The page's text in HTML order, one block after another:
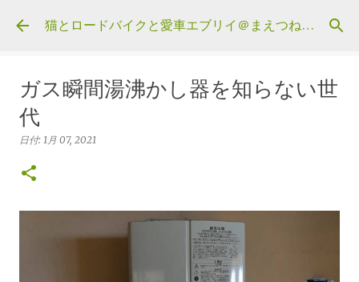
スキップしてメイン コンテンツに移動
ガス瞬間湯沸かし器を知らない世
代
日付: 1月 07, 2021